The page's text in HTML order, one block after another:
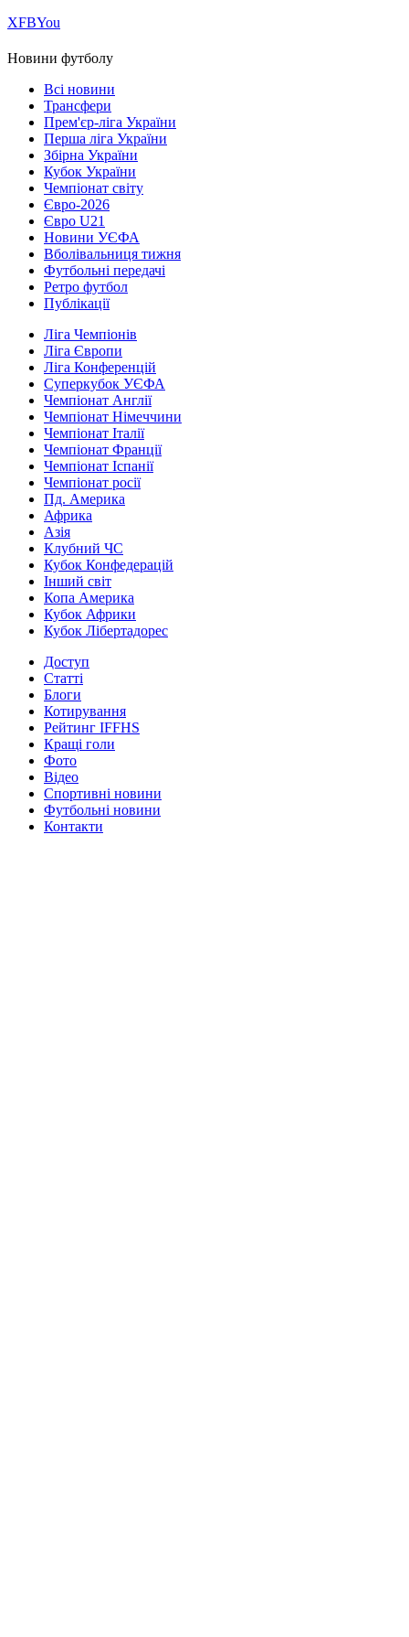
ХFBYou
Новини футболу
Всі новини
Трансфери
Прем'єр-ліга України
Перша ліга України
Збірна України
Кубок України
Чемпіонат світу
Євро-2026
Євро U21
Новини УЄФА
Вболівальниця тижня
Футбольні передачі
Ретро футбол
Публікації
Ліга Чемпіонів
Ліга Європи
Ліга Конференцій
Суперкубок УЄФА
Чемпіонат Англії
Чемпіонат Німеччини
Чемпіонат Італії
Чемпіонат Франції
Чемпіонат Іспанії
Чемпіонат росії
Пд. Америка
Африка
Азія
Клубний ЧС
Кубок Конфедерацій
Інший світ
Копа Америка
Кубок Африки
Кубок Лібертадорес
Доступ
Статті
Блоги
Котирування
Рейтинг IFFHS
Кращі голи
Фото
Відео
Спортивні новини
Футбольні новини
Контакти